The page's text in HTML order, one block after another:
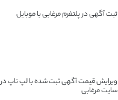
ثبت آگهی در پلتفرم مرغابی با موبایل
ویرایش قیمت آگهی ثبت شده با لپ تاپ در
سایت مرغابی